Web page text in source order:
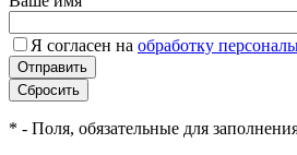
Я согласен на обработку
* - Поля, обязательные для